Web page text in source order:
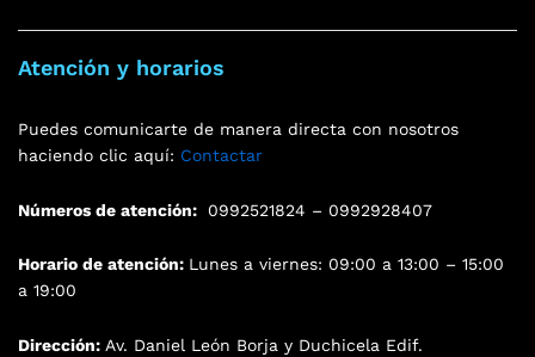
Atención y horarios
Puedes comunicarte de manera directa con nosotros
haciendo clic aquí: Contactar
Números de atención: 0992521824 – 0992928407
Horario de atención: Lunes a viernes: 09:00 a 13:00 – 15:00
a 19:00
Dirección: Av. Daniel León Borja y Duchicela Edif.